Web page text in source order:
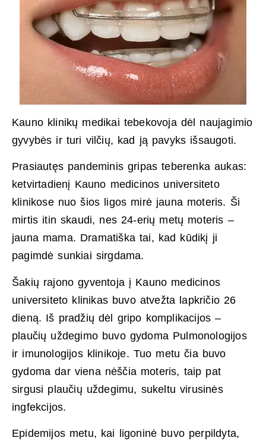
Kauno klinikų medikai tebekovoja dėl naujagimio
gyvybės ir turi vilčių, kad ją pavyks išsaugoti.
Prasiautęs pandeminis gripas teberenka aukas:
ketvirtadienį Kauno medicinos universiteto
klinikose nuo šios ligos mirė jauna moteris. Ši
mirtis itin skaudi, nes 24-erių metų moteris –
jauna mama. Dramatiška tai, kad kūdikį ji
pagimdė sunkiai sirgdama.
Šakių rajono gyventoja į Kauno medicinos
universiteto klinikas buvo atvežta lapkričio 26
dieną. Iš pradžių dėl gripo komplikacijos –
plaučių uždegimo buvo gydoma Pulmonologijos
ir imunologijos klinikoje. Tuo metu čia buvo
gydoma dar viena nėščia moteris, taip pat
sirgusi plaučių uždegimu, sukeltu virusinės
ingfekcijos.
Epidemijos metu, kai ligoninė buvo perpildyta,